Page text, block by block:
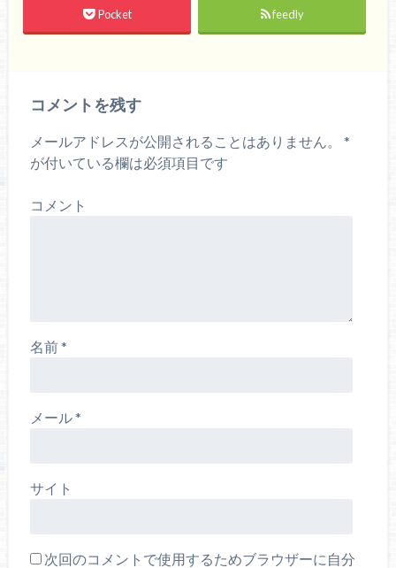
Pocket feedly
コメントを残す
メールアドレスが公開されることはありません。
*
が付いている欄は必須項目です
コメント
名前*
メール*
サイト
次回のコメントで使用するためブラウザーに自分